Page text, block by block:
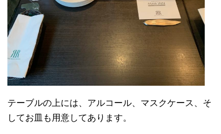
テーブルの上には、アルコール、マスクケース、そ
してお皿も用意してあります。